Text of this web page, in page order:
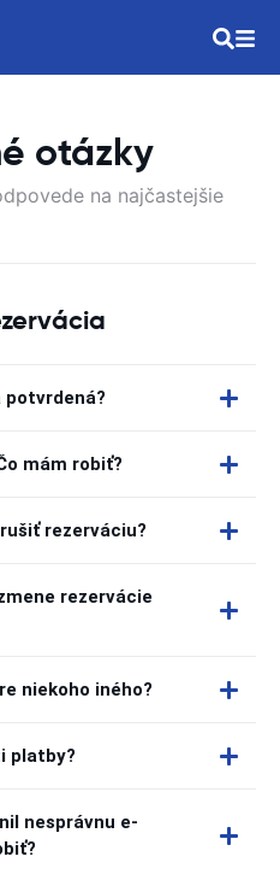
otázky
na najčastejšie
potvrdená?
mám robiť?
rezerváciu?
rezervácie
niekoho iného?
platby?
nesprávnu e-